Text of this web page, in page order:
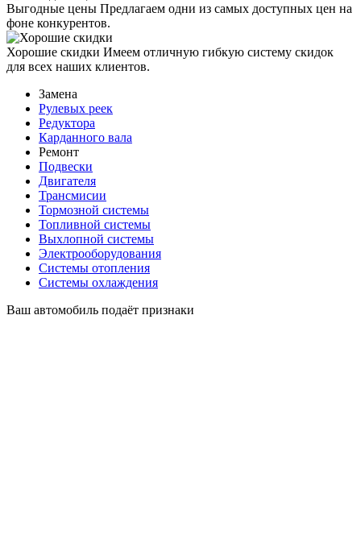
Выгодные цены Предлагаем одни из самых доступных цен на
фоне конкурентов.
Хорошие скидки Имеем отличную гибкую систему скидок
для всех наших клиентов.
Замена
Рулевых реек
Редуктора
Карданного вала
Ремонт
Подвески
Двигателя
Трансмисии
Тормозной системы
Топливной системы
Выхлопной системы
Электрооборудования
Системы отопления
Системы охлаждения
Ваш автомобиль подаёт признаки